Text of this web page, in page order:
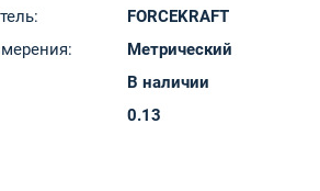
FORCEKRAFT
Метрический
В наличии
0.13